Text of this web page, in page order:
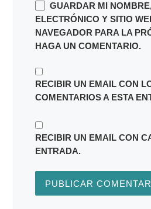
GUARDAR MI
ELECTRÓNICO Y SITIO
NAVEGADOR PARA LA
HAGA UN COMENTARIO.
RECIBIR UN EMAIL CON
COMENTARIOS A ESTA
RECIBIR UN EMAIL CON
ENTRADA.